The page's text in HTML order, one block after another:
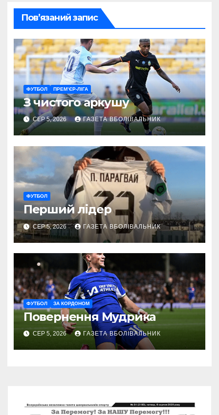
Пов’язаний запис
ФУТБОЛ ПРЕМ’ЄР-ЛІГА
З чистого аркушу
СЕР 5, 2026 ГАЗЕТА ВБОЛІВАЛЬНИК
ФУТБОЛ
Перший лідер
СЕР 5, 2026 ГАЗЕТА ВБОЛІВАЛЬНИК
ФУТБОЛ ЗА КОРДОНОМ
Повернення Мудрика
СЕР 5, 2026 ГАЗЕТА ВБОЛІВАЛЬНИК